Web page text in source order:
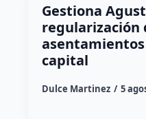
Gestiona
regularización
capital
Dulce Martinez 5